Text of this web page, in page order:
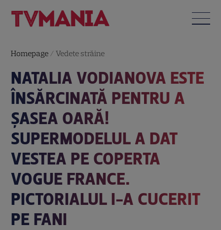
Homepage /Vedete străine
NATALIA VODIANOVA ESTE
ÎNSĂRCINATĂ PENTRU A
ȘASEA OARĂ!
SUPERMODELUL A DAT
VESTEA PE COPERTA
VOGUE FRANCE.
PICTORIALUL I-A CUCERIT
PE FANI